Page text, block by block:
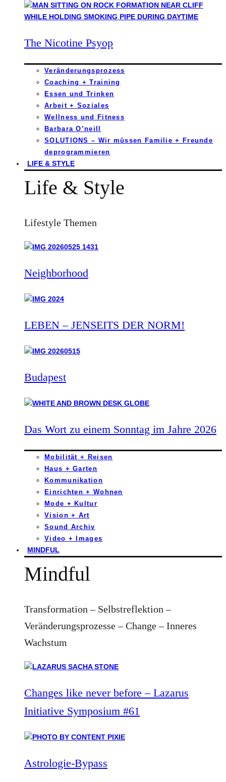
The Nicotine Psyop
Veränderungsprozess
Coaching + Training
Essen und Trinken
Arbeit + Soziales
Wellness und Fitness
Barbara O’neill
SOLUTIONS – Wir müssen Familie + Freunde
deprogrammieren
LIFE & STYLE
Life & Style
Lifestyle Themen
Neighborhood
LEBEN – JENSEITS DER NORM!
Budapest
Das Wort zu einem Sonntag im Jahre 2026
Mobilität + Reisen
Haus + Garten
Kommunikation
Einrichten + Wohnen
Mode + Kultur
Vision + Art
Sound Archiv
Video + Images
MINDFUL
Mindful
Transformation – Selbstreflektion –
Veränderungsprozesse – Change – Inneres
Wachstum
Changes like never before – Lazarus
Initiative Symposium #61
Astrologie-Bypass